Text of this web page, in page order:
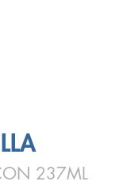
237ML